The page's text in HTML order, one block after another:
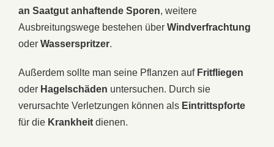
an Saatgut anhaftende Sporen, weitere
Ausbreitungswege bestehen über Windverfrachtung
oder Wasserspritzer.
Außerdem sollte man seine Pflanzen auf Fritfliegen
oder Hagelschäden untersuchen. Durch sie
verursachte Verletzungen können als Eintrittspforte
für die Krankheit dienen.